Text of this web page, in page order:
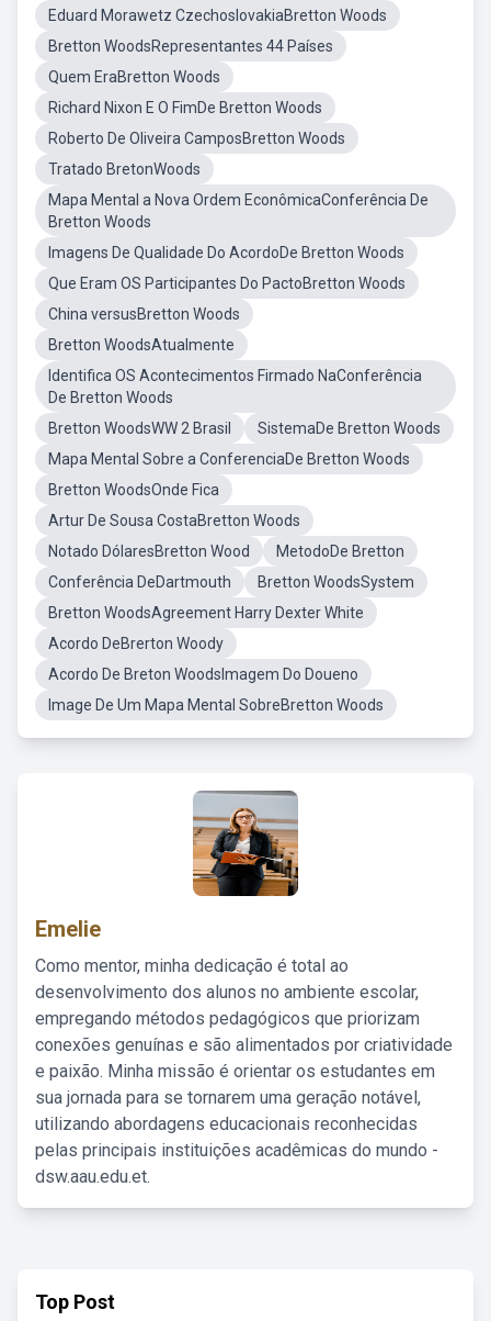
Eduard Morawetz CzechoslovakiaBretton Woods
Bretton WoodsRepresentantes 44 Países
Quem EraBretton Woods
Richard Nixon E O FimDe Bretton Woods
Roberto De Oliveira CamposBretton Woods
Tratado BretonWoods
Mapa Mental a Nova Ordem EconômicaConferência De
Bretton Woods
Imagens De Qualidade Do AcordoDe Bretton Woods
Que Eram OS Participantes Do PactoBretton Woods
China versusBretton Woods
Bretton WoodsAtualmente
Identifica OS Acontecimentos Firmado NaConferência
De Bretton Woods
Bretton WoodsWW 2 Brasil
SistemaDe Bretton Woods
Mapa Mental Sobre a ConferenciaDe Bretton Woods
Bretton WoodsOnde Fica
Artur De Sousa CostaBretton Woods
Notado DólaresBretton Wood
MetodoDe Bretton
Conferência DeDartmouth
Bretton WoodsSystem
Bretton WoodsAgreement Harry Dexter White
Acordo DeBrerton Woody
Acordo De Breton WoodsImagem Do Doueno
Image De Um Mapa Mental SobreBretton Woods
Emelie
Como mentor, minha dedicação é total ao
desenvolvimento dos alunos no ambiente escolar,
empregando métodos pedagógicos que priorizam
conexões genuínas e são alimentados por criatividade
e paixão. Minha missão é orientar os estudantes em
sua jornada para se tornarem uma geração notável,
utilizando abordagens educacionais reconhecidas
pelas principais instituições acadêmicas do mundo -
dsw.aau.edu.et.
Top Post